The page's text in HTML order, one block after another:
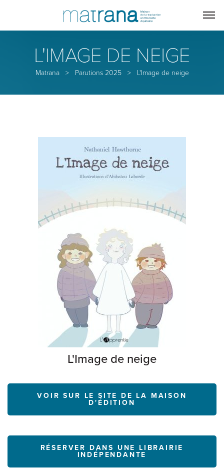
L'IMAGE DE NEIGE
Matrana> Parutions 2025 > L'Image de neige
L'Image de neige
VOIR SUR LE SITE DE LA MAISON
D'ÉDITION
RÉSERVER DANS UNE LIBRAIRIE
INDÉPENDANTE